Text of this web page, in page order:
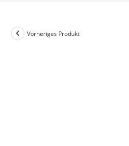
Vorheriges Produkt